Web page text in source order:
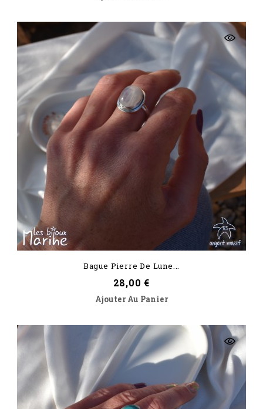
Bague Pierre De Lune...
Prix
28,00 €
Ajouter Au Panier